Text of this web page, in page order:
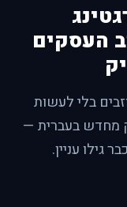
העסקים
בלי לעשות
מחדש בעברית —
עניין.